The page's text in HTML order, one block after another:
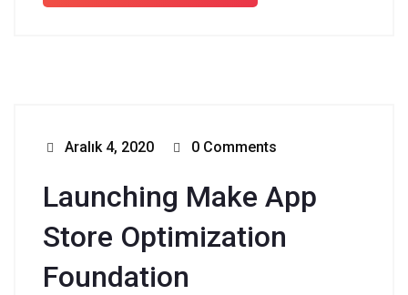
Aralık 4, 2020 0 Comments
Launching Make App
Store Optimization
Foundation